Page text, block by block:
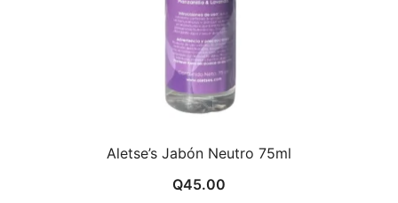
Aletse’s Jabón Neutro 75ml
Q45.00